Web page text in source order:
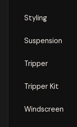
Styling
Suspension
Tripper
Tripper Kit
Windscreen